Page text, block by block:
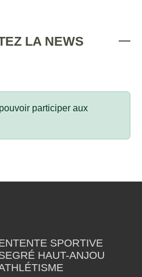
LA NEWS
participer aux
SPORTIVE
HAUT-ANJOU